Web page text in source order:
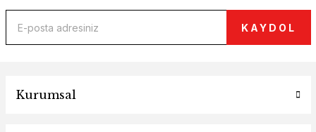
KAYDOL
Kurumsal